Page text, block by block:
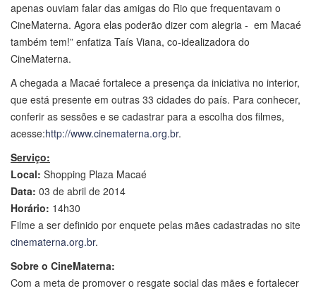
apenas ouviam falar das amigas do Rio que frequentavam o
CineMaterna. Agora elas poderão dizer com alegria - em Macaé
também tem!” enfatiza Taís Viana, co-idealizadora do
CineMaterna.
A chegada a Macaé fortalece a presença da iniciativa no interior,
que está presente em outras 33 cidades do país. Para conhecer,
conferir as sessões e se cadastrar para a escolha dos filmes,
acesse:http://www.cinematerna.org.br.
Serviço:
Local: Shopping Plaza Macaé
Data: 03 de abril de 2014
Horário: 14h30
Filme a ser definido por enquete pelas mães cadastradas no site
cinematerna.org.br.
Sobre o CineMaterna:
Com a meta de promover o resgate social das mães e fortalecer